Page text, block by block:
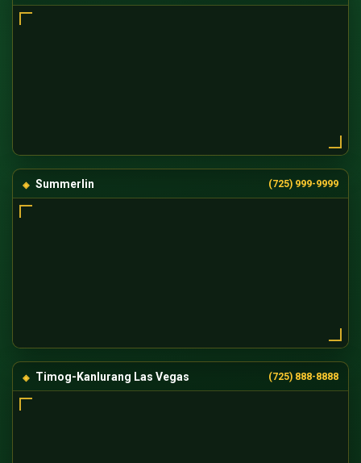
Summerlin (725) 999-9999
Timog-Kanlurang Las Vegas (725) 888-8888